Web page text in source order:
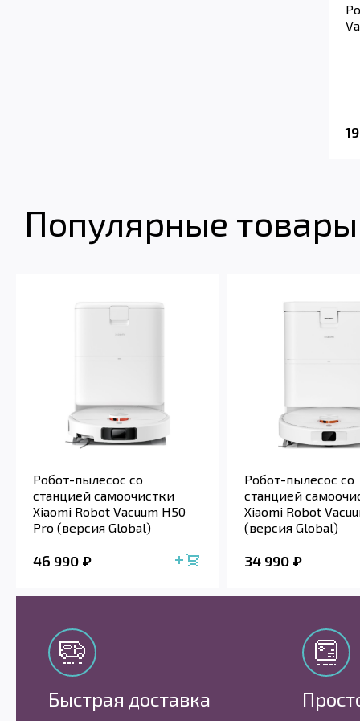
Популярные
Робот-пылесос со
станцией самоочистки
Xiaomi Robot Vacuum H50
Pro (версия Global)
46 990
Робот-пылесос со
станцией
Xiaomi Robot
(версия Global)
34 990
Быстрая доставка